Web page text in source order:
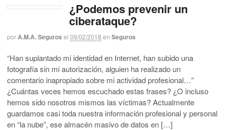
¿Podemos prevenir un
ciberataque?
porA.M.A. Seguros el 09/02/2018 en Seguros
“Han suplantado mi identidad en Internet, han subido una
fotografía sin mi autorización, alguien ha realizado un
comentario inapropiado sobre mi actividad profesional…”
¿Cuántas veces hemos escuchado estas frases? ¿O incluso
hemos sido nosotros mismos las víctimas? Actualmente
guardamos casi toda nuestra información profesional y personal
en “la nube”, ese almacén masivo de datos en […]